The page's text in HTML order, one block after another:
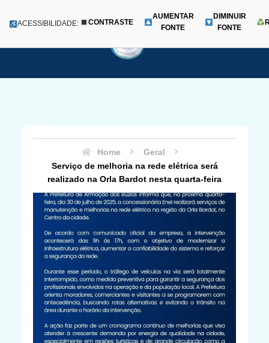
para
Menu
ACESSIBILIDADE: CONTRASTE
AUMENTAR
FONTE
DIMINUIR
FONTE
Home
Geral
Serviço de melhoria na rede elétrica será
realizado na Orla Bardot nesta quarta-feira